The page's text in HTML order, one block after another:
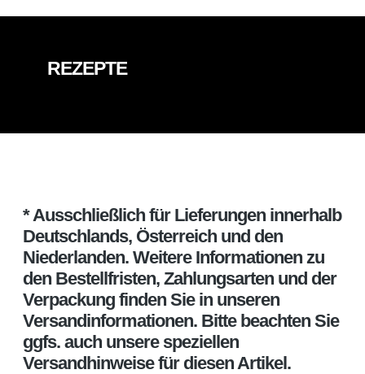
REZEPTE
* Ausschließlich für Lieferungen innerhalb
Deutschlands, Österreich und den
Niederlanden. Weitere Informationen zu
den Bestellfristen, Zahlungsarten und der
Verpackung finden Sie in unseren
Versandinformationen. Bitte beachten Sie
ggfs. auch unsere speziellen
Versandhinweise für diesen Artikel.